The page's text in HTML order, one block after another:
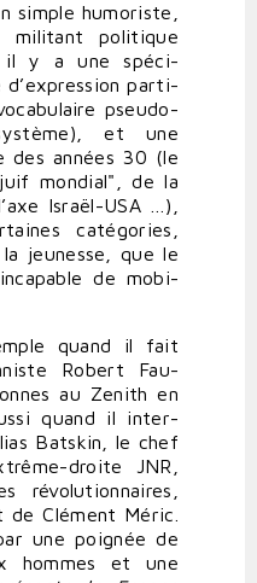
simple humo­riste,
poli­tique
il y a une spé­ci­
par­ti­
pseudo-​​
et une
des années30 (le
mondial", de la
Israël-​​USA …),
caté­gories,
jeu­nesse, que le
de mobi­
quand il fait
Robert Fau­
au Zenith en
quand il inter­
Batskin, le chef
droite JNR
révo­lu­tion­naires,
Clément Méric.
une poignée de
hommes et une